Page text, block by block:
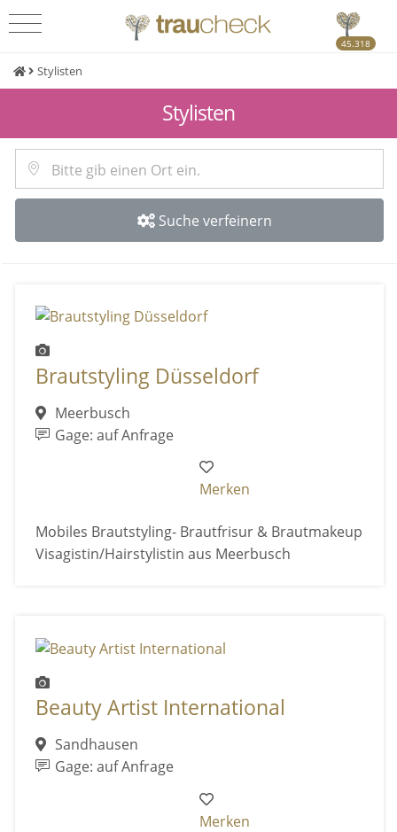
45.318
Stylisten
Stylisten
Suche verfeinern
Brautstyling Düsseldorf
Meerbusch
Gage: auf Anfrage
Merken
Mobiles Brautstyling- Brautfrisur & Brautmakeup
Visagistin/Hairstylistin aus Meerbusch
Beauty Artist International
Sandhausen
Gage: auf Anfrage
Merken